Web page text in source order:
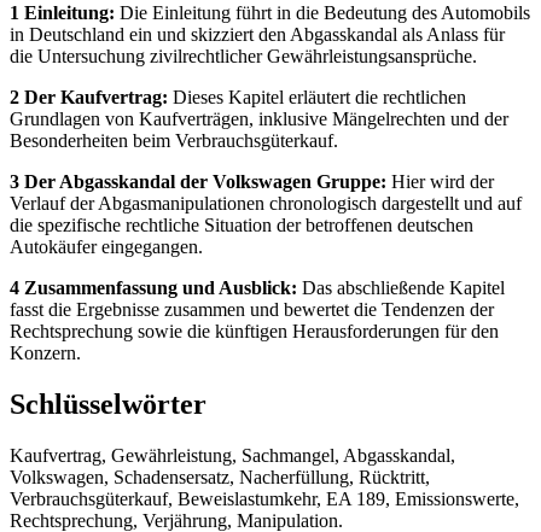
1 Einleitung: Die Einleitung führt in die Bedeutung des Automobils
in Deutschland ein und skizziert den Abgasskandal als Anlass für
die Untersuchung zivilrechtlicher Gewährleistungsansprüche.
2 Der Kaufvertrag: Dieses Kapitel erläutert die rechtlichen
Grundlagen von Kaufverträgen, inklusive Mängelrechten und der
Besonderheiten beim Verbrauchsgüterkauf.
3 Der Abgasskandal der Volkswagen Gruppe: Hier wird der
Verlauf der Abgasmanipulationen chronologisch dargestellt und auf
die spezifische rechtliche Situation der betroffenen deutschen
Autokäufer eingegangen.
4 Zusammenfassung und Ausblick: Das abschließende Kapitel
fasst die Ergebnisse zusammen und bewertet die Tendenzen der
Rechtsprechung sowie die künftigen Herausforderungen für den
Konzern.
Schlüsselwörter
Kaufvertrag, Gewährleistung, Sachmangel, Abgasskandal,
Volkswagen, Schadensersatz, Nacherfüllung, Rücktritt,
Verbrauchsgüterkauf, Beweislastumkehr, EA 189, Emissionswerte,
Rechtsprechung, Verjährung, Manipulation.